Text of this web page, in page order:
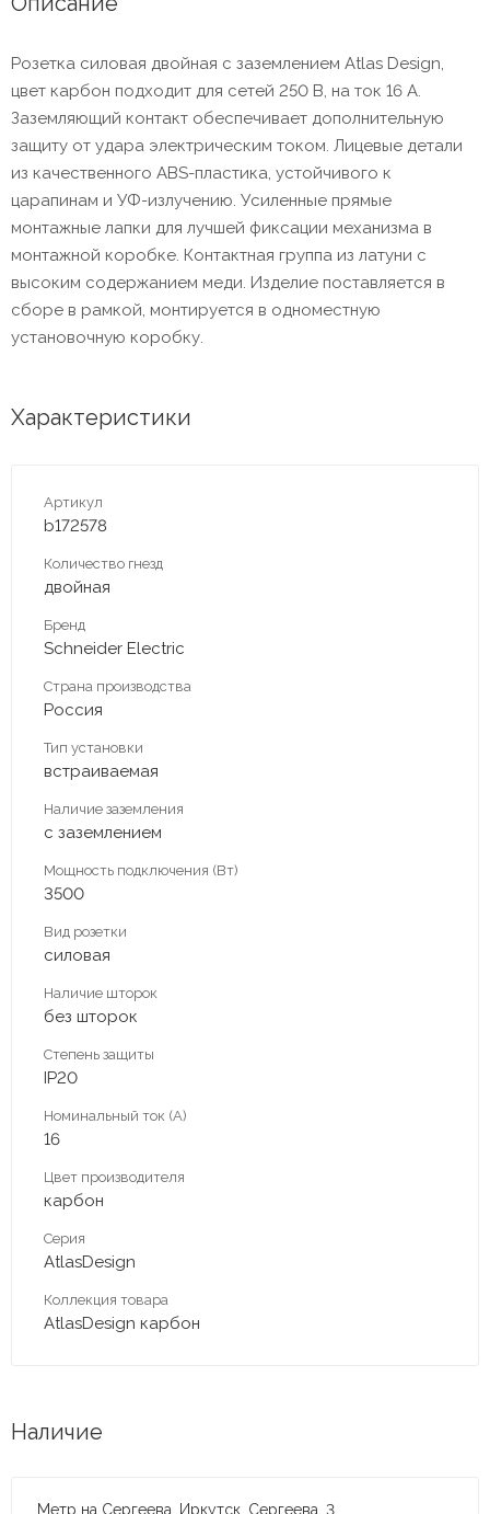
Розетка силовая двойная с заземлением Atlas Design,
цвет карбон подходит для сетей 250 В, на ток 16 А.
Заземляющий контакт обеспечивает дополнительную
защиту от удара электрическим током. Лицевые детали
из качественного ABS-пластика, устойчивого к
царапинам и УФ-излучению. Усиленные прямые
монтажные лапки для лучшей фиксации механизма в
монтажной коробке. Контактная группа из латуни с
высоким содержанием меди. Изделие поставляется в
сборе в рамкой, монтируется в одноместную
установочную коробку.
Характеристики
Артикул
b172578
Количество гнезд
двойная
Бренд
Schneider Electric
Страна производства
Россия
Тип установки
встраиваемая
Наличие заземления
с заземлением
Мощность подключения (Вт)
3500
Вид розетки
силовая
Наличие шторок
без шторок
Степень защиты
IP20
Номинальный ток (А)
16
Цвет производителя
карбон
Серия
AtlasDesign
Коллекция товара
AtlasDesign карбон
Наличие
Метр на Сергеева, Иркутск, Сергеева, 3